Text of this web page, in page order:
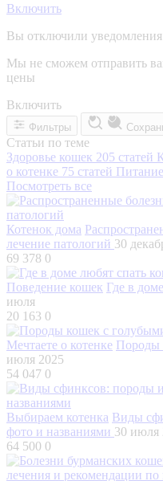
Включить
Вы отключили уведомления
Мы не сможем отправить
цены
Включить
Фильтры
Статьи по теме
Здоровье кошек 205 статей
о котенке 75 статей
Посмотреть все
Котенок дома
лечение патологий 30
69 378 0
Поведение кошек Где в
июля
20 163 0
Мечтаете о котенке Породы
июля 2025
54 047 0
Выбираем котенка Виды
фото и названиями 30 июля
64 500 0